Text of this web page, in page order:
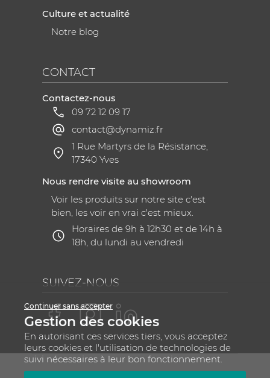
Culture et actualité
Notre blog
CONTACT
Contactez-nous
09 72 12 09 17
contact@dynamiz.fr
1 Rue Martyrs de la Résistance,
17340 Yves
Nous rendre visite au showroom
Voir les produits sur notre site c'est
bien, les voir en vrai c'est mieux.
Horaires de 9h à 12h30 et de 14h à
18h, du lundi au vendredi
SUIVEZ-NOUS
Continuer sans accepter
Gestion des cookies
En autorisant ces services tiers, vous acceptez
leurs cookies et l'utilisation de technologies de
suivi nécessaires à leur bon fonctionnement.